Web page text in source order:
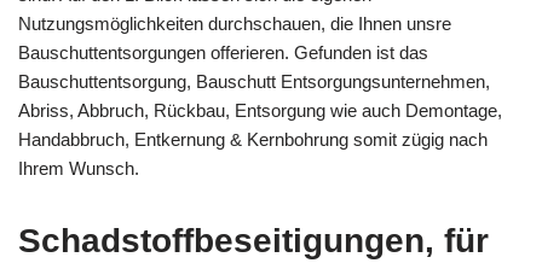
Nutzungsmöglichkeiten durchschauen, die Ihnen unsre
Bauschuttentsorgungen offerieren. Gefunden ist das
Bauschuttentsorgung, Bauschutt Entsorgungsunternehmen,
Abriss, Abbruch, Rückbau, Entsorgung wie auch Demontage,
Handabbruch, Entkernung & Kernbohrung somit zügig nach
Ihrem Wunsch.
Schadstoffbeseitigungen, für